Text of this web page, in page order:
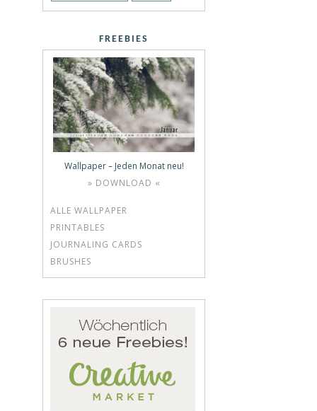
FREEBIES
Wallpaper – Jeden Monat neu!
» DOWNLOAD «
ALLE WALLPAPER
PRINTABLES
JOURNALING CARDS
BRUSHES